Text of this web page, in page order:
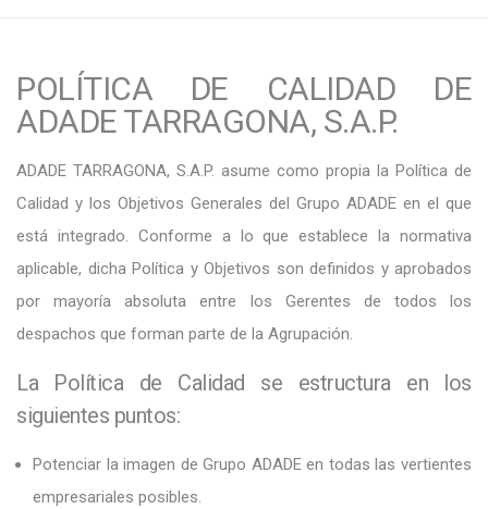
POLÍTICA DE CALIDAD DE
ADADE TARRAGONA, S.A.P.
ADADE TARRAGONA, S.A.P. asume como propia la Política de
Calidad y los Objetivos Generales del Grupo ADADE en el que
está integrado. Conforme a lo que establece la normativa
aplicable, dicha Política y Objetivos son definidos y aprobados
por mayoría absoluta entre los Gerentes de todos los
despachos que forman parte de la Agrupación.
La Política de Calidad se estructura en los
siguientes puntos:
Potenciar la imagen de Grupo ADADE en todas las vertientes
empresariales posibles.